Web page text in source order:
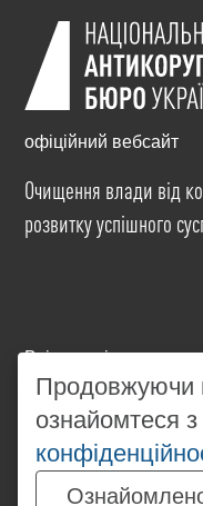
офіційний вебсайт
Очищення влади від
розвитку успішного
Всі матеріали на
ліцензіїCreative
NoDerivatives 4.0
яких матеріалів,
за умови посилання
незалежності від
Продовжуючи
ознайомтеся з